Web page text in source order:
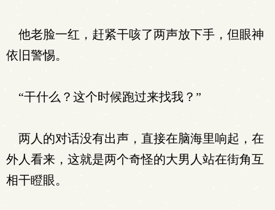
他老脸一红，赶紧干咳了两声放下手，但眼神
依旧警惕。
“干什么？这个时候跑过来找我？”
两人的对话没有出声，直接在脑海里响起，在
外人看来，这就是两个奇怪的大男人站在街角互
相干瞪眼。